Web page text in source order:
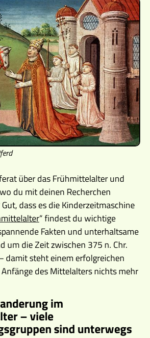
über das Frühmittelalter und
du mit deinen Recherchen
dass es die Kinderzeitmaschine
“ findest du wichtige
Fakten und unterhaltsame
um die Zeit zwischen 375 n. Chr.
damit steht einem erfolgreichen
des Mittelalters nichts mehr
im
– viele
sind unterwegs